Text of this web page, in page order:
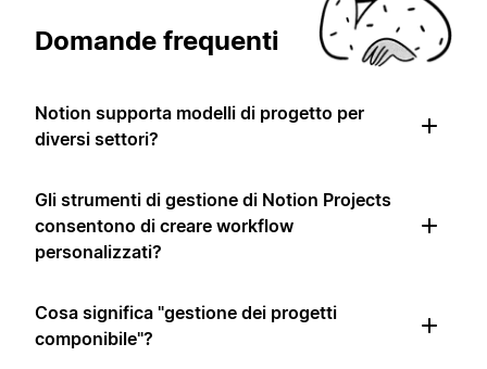
Domande frequenti
Notion supporta modelli di progetto per
diversi settori?
Gli strumenti di gestione di Notion Projects
consentono di creare workflow
personalizzati?
Cosa significa "gestione dei progetti
componibile"?